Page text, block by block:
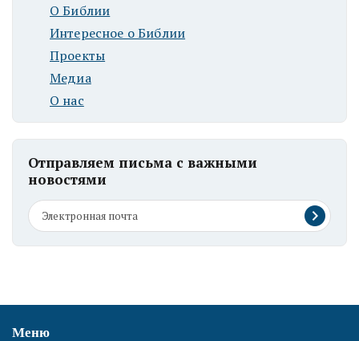
О Библии
Интересное о Библии
Проекты
Медиа
О нас
Отправляем письма с важными
новостями
Меню